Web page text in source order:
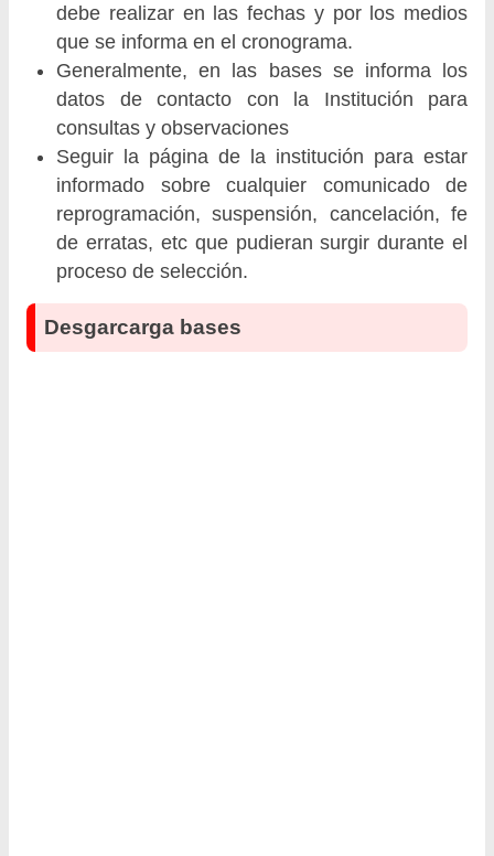
debe realizar en las fechas y por los medios
que se informa en el cronograma.
Generalmente, en las bases se informa los
datos de contacto con la Institución para
consultas y observaciones
Seguir la página de la institución para estar
informado sobre cualquier comunicado de
reprogramación, suspensión, cancelación, fe
de erratas, etc que pudieran surgir durante el
proceso de selección.
Desgarcarga bases